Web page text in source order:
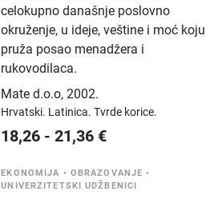
celokupno današnje poslovno
okruženje, u ideje, veštine i moć koju
pruža posao menadžera i
rukovodilaca.
Mate d.o.o,2002.
Hrvatski. Latinica.Tvrde korice.
18,26 -21,36 €
EKONOMIJA • OBRAZOVANJE •
UNIVERZITETSKI UDŽBENICI